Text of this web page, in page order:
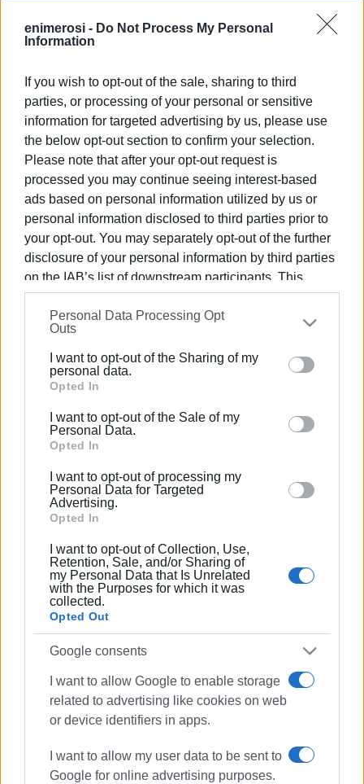
enimerosi - Do Not Process My Personal
Information
If you wish to opt-out of the sale, sharing to third
parties, or processing of your personal or sensitive
information for targeted advertising by us, please use
the below opt-out section to confirm your selection.
Please note that after your opt-out request is
processed you may continue seeing interest-based
ads based on personal information utilized by us or
personal information disclosed to third parties prior to
your opt-out. You may separately opt-out of the further
disclosure of your personal information by third parties
on the IAB’s list of downstream participants. This
information may also be disclosed by us to third parties
on theIAB’s List of Downstream Participants
that may
further disclose it to other third parties.
Please note that this website/app uses one or more
Google services and may gather and store information
behaviour. You may click to grant or deny consent to
Google and its third-party tags to use your data for
section.
Personal Data Processing Opt
Outs
I want to opt-out of the Sharing of my
personal data.
Opted In
I want to opt-out of the Sale of my
Personal Data.
Opted In
I want to opt-out of processing my
Personal Data for Targeted
Advertising.
Opted In
I want to opt-out of Collection, Use,
Retention, Sale, and/or Sharing of
my Personal Data that Is Unrelated
with the Purposes for which it was
collected.
Opted Out
Google consents
I want to allow Google to enable storage
related to advertising like cookies on web
or device identifiers in apps.
I want to allow my user data to be sent to
Google for online advertising purposes.
κίνησης και τη διερεύνηση των αιτίων του συμβάντος.
Εμφανίσεις: 3024
ΕΛΕΝΗ ΚΟΡΩΝΑΚΗ
Εργάζεται στις Εκδόσεις Ενημέρωση από το
1990 σε θέσεις υψηλής ευθύνης. Ειδικεύεται στις
δημόσιες σχέσεις, το ελεύθερο και το
Ακολουθήστε το enimerosi στο Facebook
Συνδρομητές στο e-paper